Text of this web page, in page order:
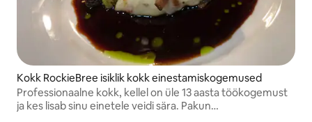
Kokk RockieBree isiklik kokk einestamiskogemused
Professionaalne kokk, kellel on üle 13 aasta töökogemust
ja kes lisab sinu einetele veidi sära. Pakun